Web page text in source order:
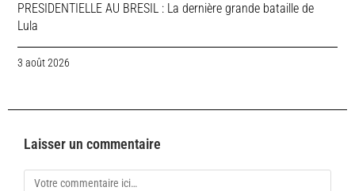
PRESIDENTIELLE AU BRESIL : La dernière grande bataille de
Lula
3 août 2026
Laisser un commentaire